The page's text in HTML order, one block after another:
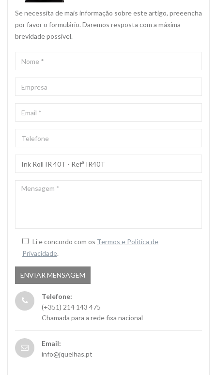
Se necessita de mais informação sobre este artigo, preeencha
por favor o formulário. Daremos resposta com a máxima
brevidade possivel.
Li e concordo com os Termos e Politica de
Privacidade.
Telefone:
(+351) 214 143 475
Chamada para a rede fixa nacional
Email:
info@jquelhas.pt